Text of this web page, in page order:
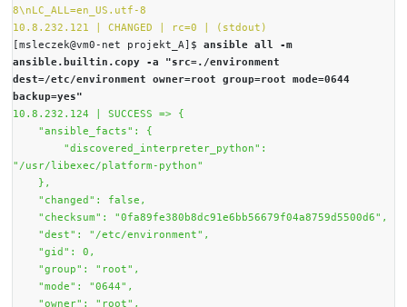
10.8.232.124 | CHANGED | rc=0 >>
ansible
[msleczek@vm0-net ~]$
ansible 10.8.232.124 -a
projekt_A/inventory -u ansible -b
10.8.232.124 | CHANGED | rc=0 >>
root
[msleczek@vm0-net ~]$
ansible 10.8.232.124 -a
projekt_A/inventory --user ansible --become
10.8.232.124 | CHANGED | rc=0 >>
root
[msleczek@vm0-net ~]$
Po wskazaniu prawidłowego użytkownika widać, że
błędu i polecenie "